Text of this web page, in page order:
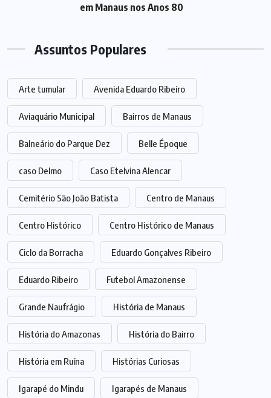
em Manaus nos Anos 80
Assuntos Populares
Arte tumular Avenida Eduardo Ribeiro
Aviaquário Municipal Bairros de Manaus
Balneário do Parque Dez Belle Époque
caso Delmo Caso Etelvina Alencar
Cemitério São João Batista Centro de Manaus
Centro Histórico Centro Histórico de Manaus
Ciclo da Borracha Eduardo Gonçalves Ribeiro
Eduardo Ribeiro Futebol Amazonense
Grande Naufrágio História de Manaus
História do Amazonas História do Bairro
História em Ruína Histórias Curiosas
Igarapé do Mindu Igarapés de Manaus